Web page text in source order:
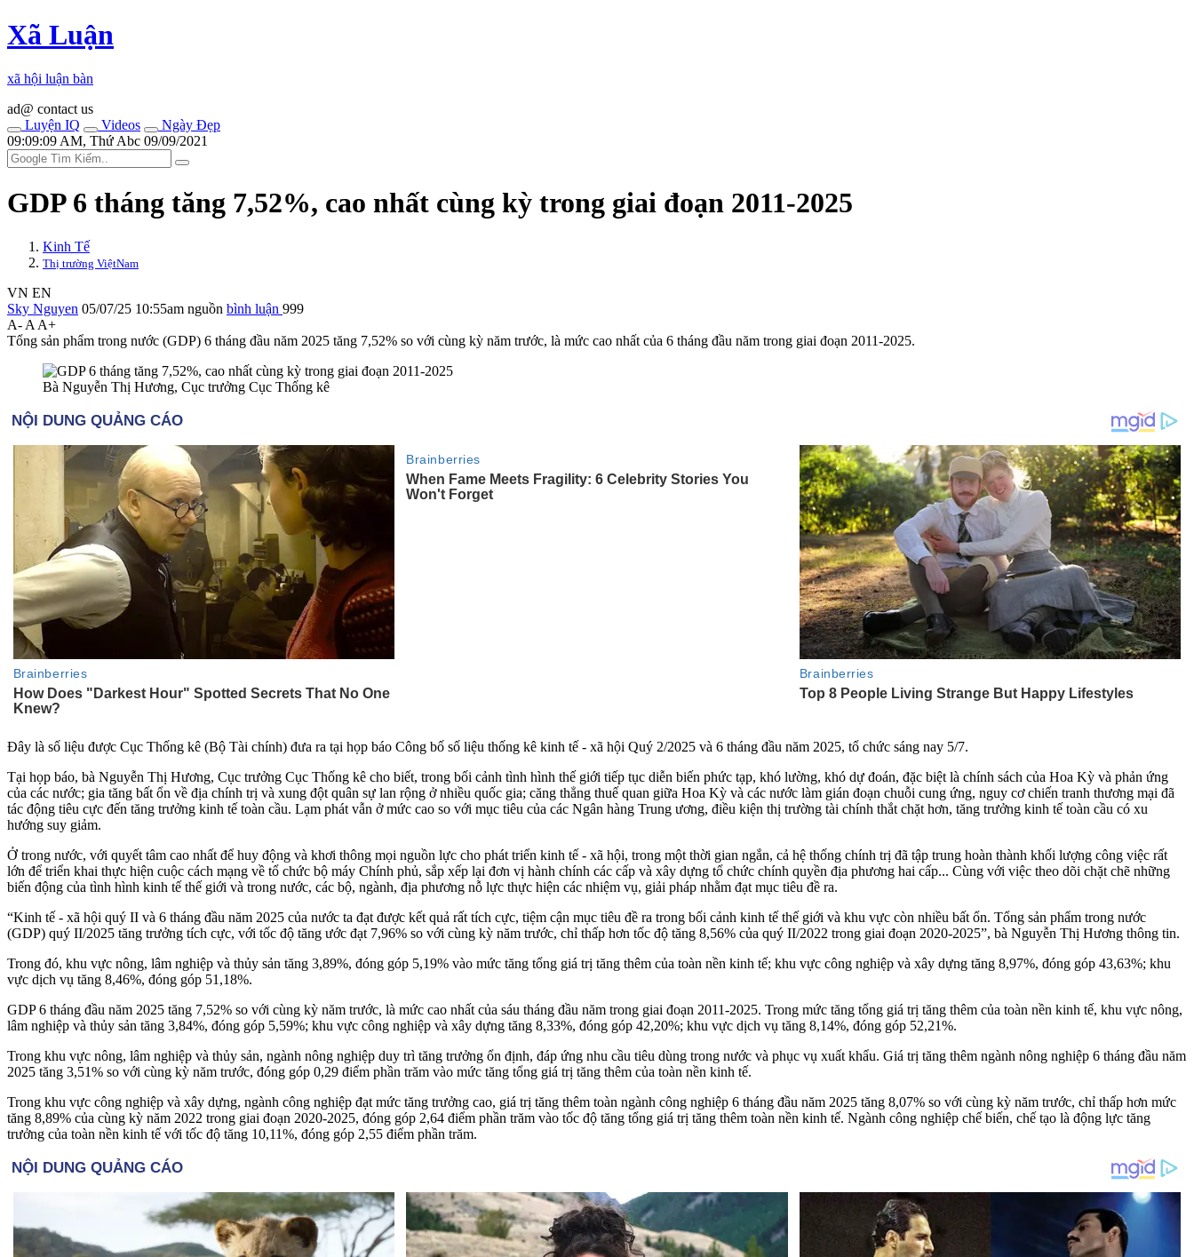
Xã Luận
xã hội luận bàn
ad@ contact us
Luyện IQ
Videos
Ngày Đẹp
09:09:09 AM, Thứ Abc 09/09/2021
GDP 6 tháng tăng 7,52%, cao nhất cùng kỳ trong giai đoạn 2011-2025
Kinh Tế
Thị trường ViệtNam
VN EN
Sky Nguyen 05/07/25 10:55am nguồn bình luận 999
A- A A+
Tổng sản phẩm trong nước (GDP) 6 tháng đầu năm 2025 tăng 7,52% so với cùng kỳ năm trước, là mức cao nhất của 6 tháng đầu năm trong giai đoạn 2011-2025.
Bà Nguyễn Thị Hương, Cục trưởng Cục Thống kê
Đây là số liệu được Cục Thống kê (Bộ Tài chính) đưa ra tại họp báo Công bố số liệu thống kê kinh tế - xã hội Quý 2/2025 và 6 tháng đầu năm 2025, tổ chức sáng nay 5/7.
Tại họp báo, bà Nguyễn Thị Hương, Cục trưởng Cục Thống kê cho biết, trong bối cảnh tình hình thế giới tiếp tục diễn biến phức tạp, khó lường, khó dự đoán, đặc biệt là chính sách của Hoa Kỳ và phản ứng
của các nước; gia tăng bất ổn về địa chính trị và xung đột quân sự lan rộng ở nhiều quốc gia; căng thẳng thuế quan giữa Hoa Kỳ và các nước làm gián đoạn chuỗi cung ứng, nguy cơ chiến tranh thương mại đã
tác động tiêu cực đến tăng trưởng kinh tế toàn cầu. Lạm phát vẫn ở mức cao so với mục tiêu của các Ngân hàng Trung ương, điều kiện thị trường tài chính thắt chặt hơn, tăng trưởng kinh tế toàn cầu có xu
hướng suy giảm.
Ở trong nước, với quyết tâm cao nhất để huy động và khơi thông mọi nguồn lực cho phát triển kinh tế - xã hội, trong một thời gian ngắn, cả hệ thống chính trị đã tập trung hoàn thành khối lượng công việc rất
lớn để triển khai thực hiện cuộc cách mạng về tổ chức bộ máy Chính phủ, sắp xếp lại đơn vị hành chính các cấp và xây dựng tổ chức chính quyền địa phương hai cấp... Cùng với việc theo dõi chặt chẽ những
biến động của tình hình kinh tế thế giới và trong nước, các bộ, ngành, địa phương nỗ lực thực hiện các nhiệm vụ, giải pháp nhằm đạt mục tiêu đề ra.
“Kinh tế - xã hội quý II và 6 tháng đầu năm 2025 của nước ta đạt được kết quả rất tích cực, tiệm cận mục tiêu đề ra trong bối cảnh kinh tế thế giới và khu vực còn nhiều bất ổn. Tổng sản phẩm trong nước
(GDP) quý II/2025 tăng trưởng tích cực, với tốc độ tăng ước đạt 7,96% so với cùng kỳ năm trước, chỉ thấp hơn tốc độ tăng 8,56% củ‌ּa qu‌ּý II/2022 trong giai đoạn 2020-2025”, bà Nguyễn Thị Hương thông tin.
Trong đó, khu vực nông, lâm nghiệp và thủy sản tăng 3,89%, đóng góp 5,19% vào mức tăng tổng giá trị tăng thêm của toàn nền kinh tế; khu vực công nghiệp và xây dựng tăng 8,97%, đóng góp 43,63%; khu
vực dịch vụ tăng 8,46%, đóng góp 51,18%.
GDP 6 tháng đầu năm 2025 tăng 7,52% so với cùng kỳ năm trước, là mức cao nhất của sáu tháng đầu năm trong giai đoạn 2011-2025. Trong mức tăng tổng giá trị tăng thêm của toàn nền kinh tế, khu vực nông,
lâm nghiệp và thủy sản tăng 3,84%, đóng góp 5,59%; khu vực công nghiệp và xây dựng tăng 8,33%, đóng góp 42,20%; khu vực dịch vụ tăng 8,14%, đóng góp 52,21%.
Trong khu vực nông, lâm nghiệp và thủy sản, ngành nông nghiệp duy trì tăng trưởng ổn định, đáp ứng nhu cầu tiêu dùng trong nước và phục vụ xuất khẩu. Giá trị tăng thêm ngành nông nghiệp 6 tháng đầu năm
2025 tăng 3,51% so với cùng kỳ năm trước, đóng góp 0,29 điểm phần trăm vào mức tăng tổng giá trị tăng thêm của toàn nền kinh tế.
Trong khu vực công nghiệp và xây dựng, ngành công nghiệp đạt mức tăng trưởng cao, giá trị tăng thêm toàn ngành công nghiệp 6 tháng đầu năm 2025 tăng 8,07% so với cùng kỳ năm trước, chỉ thấp hơn mức
tăng 8,89% của cùng kỳ năm 2022 trong giai đoạn 2020-2025, đóng góp 2,64 điểm phần trăm vào tốc độ tăng tổng giá trị tăng thêm toàn nền kinh tế. Ngành công nghiệp chế biến, chế tạo là động lực tăng
trưởng của toàn nền kinh tế với tốc độ tăng 10,11%, đóng góp 2,55 điểm phần trăm.